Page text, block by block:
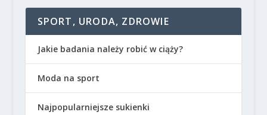
SPORT, URODA, ZDROWIE
Jakie badania należy robić w ciąży?
Moda na sport
Najpopularniejsze sukienki